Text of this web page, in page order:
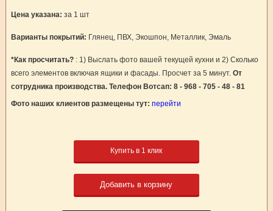
Цена указана: за 1 шт
Варианты покрытий: Глянец, ПВХ, Экошпон, Металлик, Эмаль
*Как просчитать? : 1) Выслать фото вашей текущей кухни и 2) Сколько
всего элементов включая ящики и фасады. Просчет за 5 минут. От
сотрудника производства. Телефон Вотсап: 8 - 968 - 705 - 48 - 81
Фото наших клиентов размещены тут: перейти
Купить в 1 клик
Добавить в корзину